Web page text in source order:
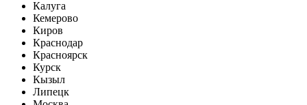
Калуга
Кемерово
Киров
Краснодар
Красноярск
Курск
Кызыл
Липецк